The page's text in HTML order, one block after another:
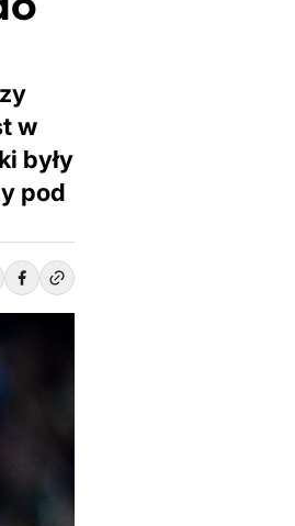
w
były
pod